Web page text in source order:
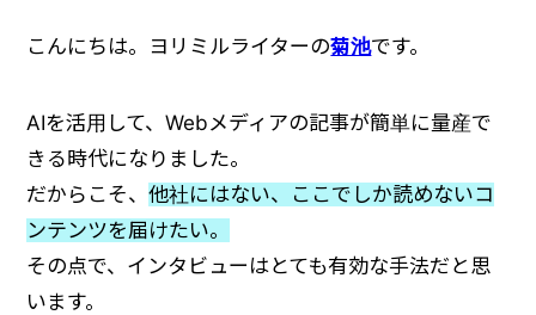
こんにちは。ヨリミルライターの菊池です。
AIを活用して、Webメディアの記事が簡単に量産で
きる時代になりました。
だからこそ、他社にはない、ここでしか読めないコ
ンテンツを届けたい。
その点で、インタビューはとても有効な手法だと思
います。